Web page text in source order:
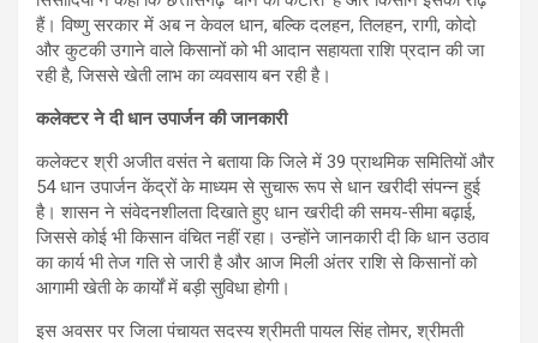
हैं। विष्णु सरकार में अब न केवल धान, बल्कि दलहन, तिलहन, रागी, कोदो
और कुटकी उगाने वाले किसानों को भी आदान सहायता राशि प्रदान की जा
रही है, जिससे खेती लाभ का व्यवसाय बन रही है।
कलेक्टर ने दी धान उपार्जन की जानकारी
कलेक्टर श्री अजीत वसंत ने बताया कि जिले में 39 प्राथमिक समितियों और
54 धान उपार्जन केंद्रों के माध्यम से सुचारू रूप से धान खरीदी संपन्न हुई
है। शासन ने संवेदनशीलता दिखाते हुए धान खरीदी की समय-सीमा बढ़ाई,
जिससे कोई भी किसान वंचित नहीं रहा। उन्होंने जानकारी दी कि धान उठाव
का कार्य भी तेज गति से जारी है और आज मिली अंतर राशि से किसानों को
आगामी खेती के कार्यों में बड़ी सुविधा होगी।
इस अवसर पर जिला पंचायत सदस्य श्रीमती पायल सिंह तोमर, श्रीमती